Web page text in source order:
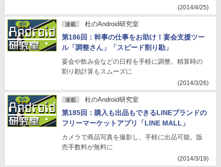
(2014/4/25)
連載 杜のAndroid研究室
第186回：幹事の仕事をお助け！宴会支援ツー
ル「調整さん」「スピード割り勘」
宴会や飲み会などの日程を手軽に調整。精算時の
割り勘計算もスムーズに
(2014/3/26)
連載 杜のAndroid研究室
第185回：購入も出品もできるLINEブランドの
フリーマーケットアプリ「LINE MALL」
カメラで商品写真を撮影し、手軽に出品可能。販
売手数料が無料に
(2014/3/19)